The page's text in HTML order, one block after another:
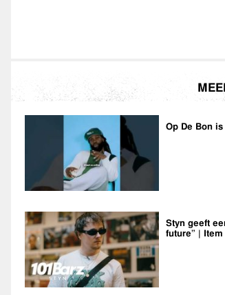
Op De Bon is
Styn geeft
future” | Item